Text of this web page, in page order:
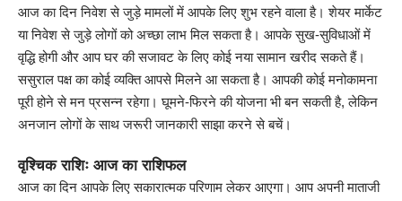
आज का दिन निवेश से जुड़े मामलों में आपके लिए शुभ रहने वाला है। शेयर मार्केट
या निवेश से जुड़े लोगों को अच्छा लाभ मिल सकता है। आपके सुख-सुविधाओं में
वृद्धि होगी और आप घर की सजावट के लिए कोई नया सामान खरीद सकते हैं।
ससुराल पक्ष का कोई व्यक्ति आपसे मिलने आ सकता है। आपकी कोई मनोकामना
पूरी होने से मन प्रसन्न रहेगा। घूमने-फिरने की योजना भी बन सकती है, लेकिन
अनजान लोगों के साथ जरूरी जानकारी साझा करने से बचें।
वृश्चिक राशिः आज का राशिफल
आज का दिन आपके लिए सकारात्मक परिणाम लेकर आएगा। आप अपनी माताजी